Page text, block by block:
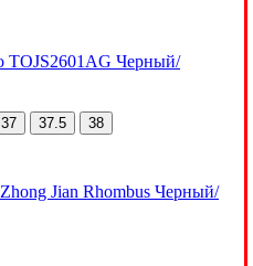
TOJS2601AG Черный/
37 37.5 38
Jian Rhombus Черный/